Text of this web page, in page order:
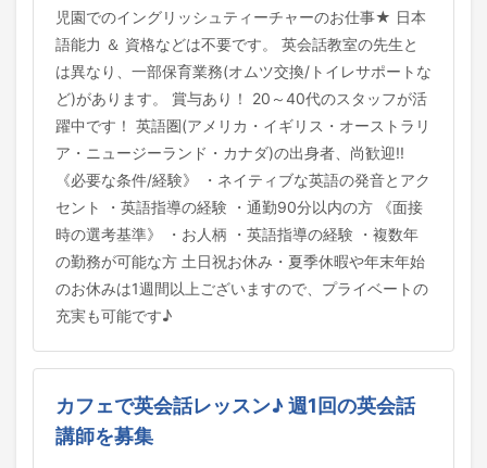
児園でのイングリッシュティーチャーのお仕事★ 日本
語能力 ＆ 資格などは不要です。 英会話教室の先生と
は異なり、一部保育業務(オムツ交換/トイレサポートな
ど)があります。 賞与あり！ 20～40代のスタッフが活
躍中です！ 英語圏(アメリカ・イギリス・オーストラリ
ア・ニュージーランド・カナダ)の出身者、尚歓迎!!
《必要な条件/経験》 ・ネイティブな英語の発音とアク
セント ・英語指導の経験 ・通勤90分以内の方 《面接
時の選考基準》 ・お人柄 ・英語指導の経験 ・複数年
の勤務が可能な方 土日祝お休み・夏季休暇や年末年始
のお休みは1週間以上ございますので、プライベートの
充実も可能です♪
カフェで英会話レッスン♪ 週1回の英会話
講師を募集